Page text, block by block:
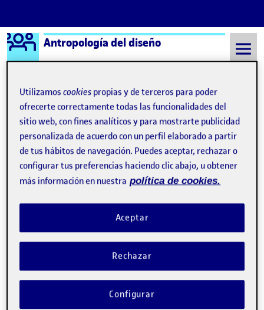
Saltar al contenido
Logo Ágora
Antropología del diseño
Semestre 20211 - Aula 1 17 Octubre, 2021
17 Octubre, 2021
Utilizamoscookies propias y de terceros para poder
ofrecerte correctamente todas las funcionalidades del
sitio web, con fines analíticos y para mostrarte publicidad
personalizada de acuerdo con un perfil elaborado a partir
de tus hábitos de navegación. Puedes aceptar, rechazar o
configurar tus preferencias haciendo clic abajo, u obtener
más información en nuestra política de cookies.
Rechazar
Aceptar
Configurar